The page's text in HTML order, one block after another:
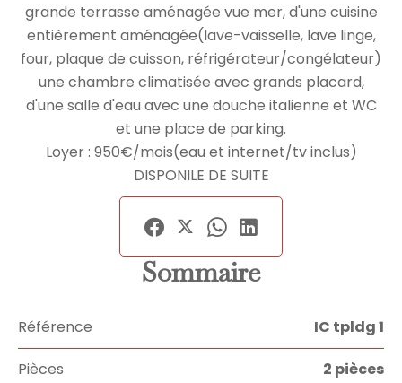
grande terrasse aménagée vue mer, d'une cuisine
entièrement aménagée(lave-vaisselle, lave linge,
four, plaque de cuisson, réfrigérateur/congélateur)
une chambre climatisée avec grands placard,
d'une salle d'eau avec une douche italienne et WC
et une place de parking.
Loyer : 950€/mois(eau et internet/tv inclus)
DISPONILE DE SUITE
Sommaire
Référence IC tpldg 1
Pièces 2 pièces